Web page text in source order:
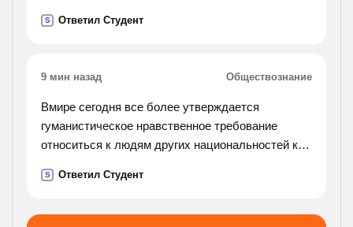
S Ответил Студент
9 мин назад Обществознание
Вмире сегодня все более утверждается
гуманистическое нравственное требование
относиться к людям других национальностей как
вы понимаете смысл этого нравственного
S Ответил Студент